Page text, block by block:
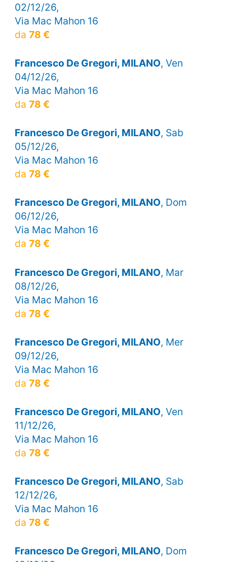
02/12/26,
Via Mac Mahon 16
da 78 €
Francesco De Gregori, MILANO, Ven
04/12/26,
Via Mac Mahon 16
da 78 €
Francesco De Gregori, MILANO, Sab
05/12/26,
Via Mac Mahon 16
da 78 €
Francesco De Gregori, MILANO, Dom
06/12/26,
Via Mac Mahon 16
da 78 €
Francesco De Gregori, MILANO, Mar
08/12/26,
Via Mac Mahon 16
da 78 €
Francesco De Gregori, MILANO, Mer
09/12/26,
Via Mac Mahon 16
da 78 €
Francesco De Gregori, MILANO, Ven
11/12/26,
Via Mac Mahon 16
da 78 €
Francesco De Gregori, MILANO, Sab
12/12/26,
Via Mac Mahon 16
da 78 €
Francesco De Gregori, MILANO, Dom